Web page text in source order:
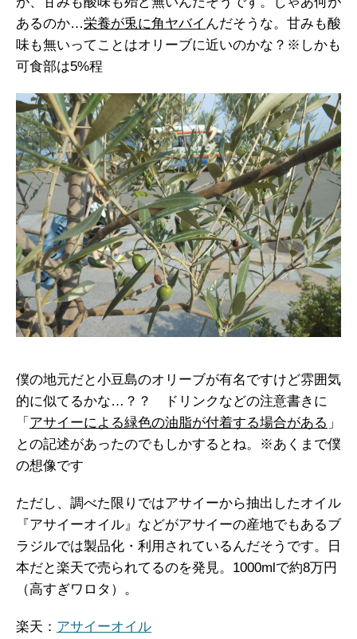
あるのか…栄養が兎に角ヤバイ んだそうな。甘みも酸
味も無いってことはオリーブに近いのかな？※しかも
可食部は5%程
僕の地元だと小豆島のオリーブが有名ですけど雰囲気
的に似てるかな…？？ ドリンクなどの注意書きに
「 アサイーによる緑色の油脂が付着する場合がある 」
との記述があったのでもしかするとね。※あくまで僕
の想像です
ただし、調べた限りではアサイーから抽出したオイル
『アサイーオイル』などがアサイーの産地でもあるブ
ラジルでは製品化・利用されているんだそうです。日
本だと楽天で売られてるのを発見。1000mlで約8万円
（高すぎワロタ）。
楽天： アサイーオイル